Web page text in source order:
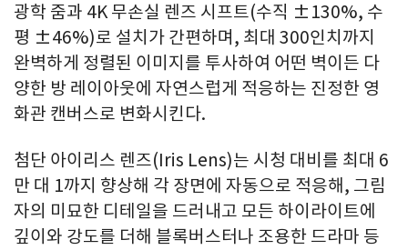
광학 줌과 4K 무손실 렌즈 시프트(수직 ±130%, 수
평 ±46%)로 설치가 간편하며, 최대 300인치까지
완벽하게 정렬된 이미지를 투사하여 어떤 벽이든 다
양한 방 레이아웃에 자연스럽게 적응하는 진정한 영
화관 캔버스로 변화시킨다.
첨단 아이리스 렌즈(Iris Lens)는 시청 대비를 최대 6
만 대 1까지 향상해 각 장면에 자동으로 적응해, 그림
자의 미묘한 디테일을 드러내고 모든 하이라이트에
깊이와 강도를 더해 블록버스터나 조용한 드라마 등